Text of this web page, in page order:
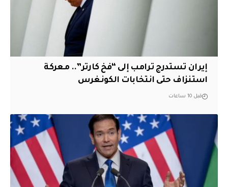
إيران تستدرج ترامب إلى “فخ كارتر”.. معركة
استنزاف حتى انتخابات الكونغرس
قبل 10 ساعات